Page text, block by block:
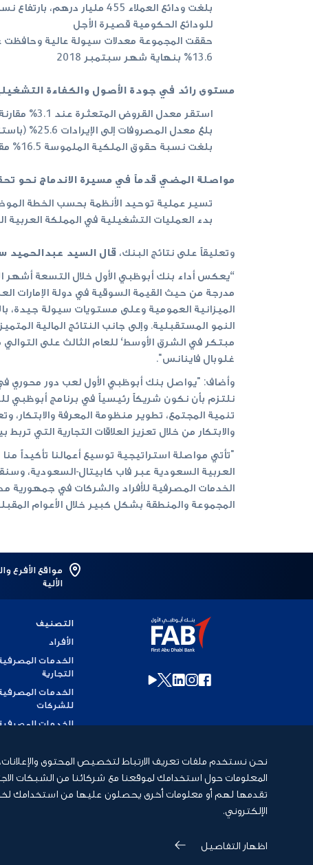
نحن نستخدم ملفات تعريف الارتباط لتخصيص المحتوى والإعلانات،
المعلومات حول استخدامك لموقعنا مع شركائنا من الشبكات
تقدمها لهم أو معلومات أخرى يحصلون عليها من استخدامك
الإلكتروني.
اظهار التفاصيل
للودائع الحكومية قصيرة الأجل
13.6% بنهاية شهر سبتمبر 2018
مستوى رائد في جودة الأصول والكفاءة
استقر معدل القروض المتعثرة عند 3.1% مقارنة مع الربع الثاني من العام الحالي، وبلغت نسبة تغطية المخصصات 118%
بلغ معدل المصروفات إلى الإيرادات 25.6% (باستثناء تكاليف الاندماج)
بلغت نسبة حقوق الملكية الملموسة 16.5% مقارنة مع 14.3% في التسعة أشهر الأولى من عام 2017
مواصلة المضي قدماً في مسيرة الاندماج نحو
تسير عملية توحيد الأنظمة بحسب الخطة الموضوعة، ومن
بدء العمليات التشغيلية في المملكة العربية
وتعليقاً على نتائج البنك، قال السيد عبدالحميد
مدرجة من حيث القيمة السوقية في دولة الإمارات
الميزانية العمومية وعلى مستويات سيولة جيدة،
النمو المستقبلية. وإلى جانب النتائج المالية
مبتكر في الشرق الأوسط‘ للعام الثالث على التوالي
غلوبال فاينانس".
وأضاف: "يواصل بنك أبوظبي الأول لعب دور محوري في
تنمية المجتمع، تطوير منظومة المعرفة والابتكار،
والابتكار من خلال تعزيز العلاقات التجارية التي
"تأتي مواصلة استراتيجية توسيع أعمالنا تأكيداً
العربية السعودية عبر فاب كابيتال-السعودية،
الخدمات المصرفية للأفراد والشركات في جمهورية
المجموعة والمنطقة بشكل كبير خلال الأعوام
مواقع الأفرع
الألية
التصنيف
الأفراد
الخدمات
التجارية
الخدمات
للشركات
الخدمات
الخدمات المصرفية
الإسلامية
الخدمات المصرفية
الخاصة